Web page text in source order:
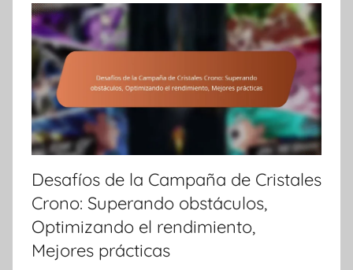
Desafíos de la Campaña de Cristales
Crono: Superando obstáculos,
Optimizando el rendimiento,
Mejores prácticas